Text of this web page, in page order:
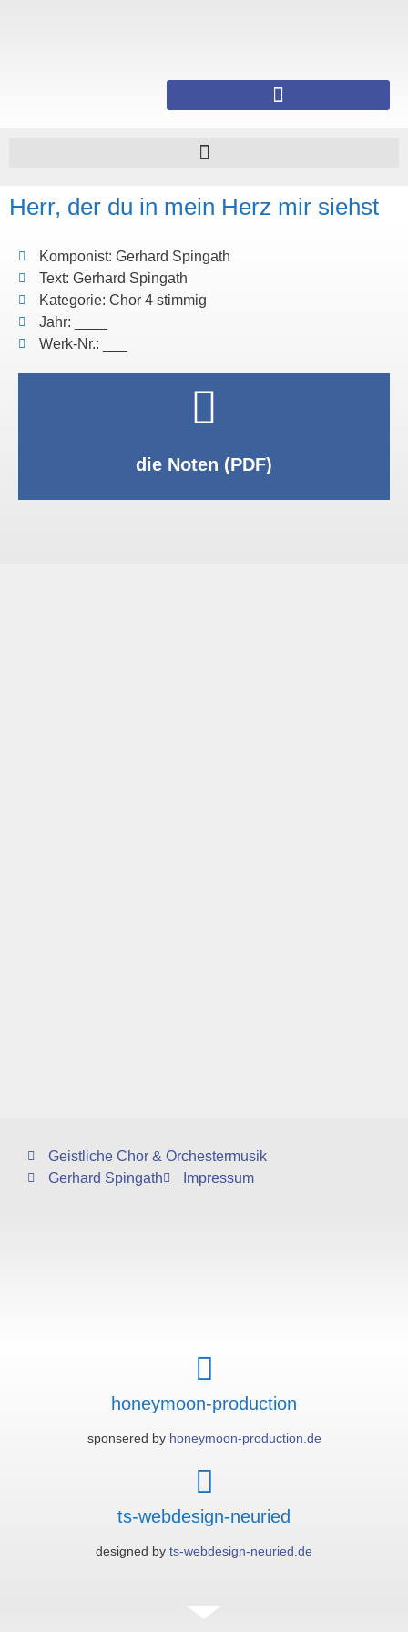
Herr, der du in mein Herz mir siehst
Komponist: Gerhard Spingath
Text: Gerhard Spingath
Kategorie: Chor 4 stimmig
Jahr: ____
Werk-Nr.: ___
die Noten (PDF)
Geistliche Chor & Orchestermusik
Gerhard Spingath
Impressum
honeymoon-production
sponsered by honeymoon-production.de
ts-webdesign-neuried
designed by ts-webdesign-neuried.de